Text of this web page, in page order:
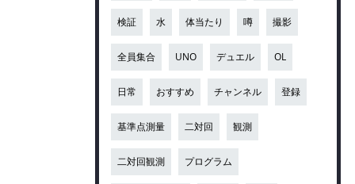
検証 水 体当たり 噂 撮影
全員集合 UNO デュエル OL
日常 おすすめ チャンネル 登録
基準点測量 二対回 観測
二対回観測 プログラム